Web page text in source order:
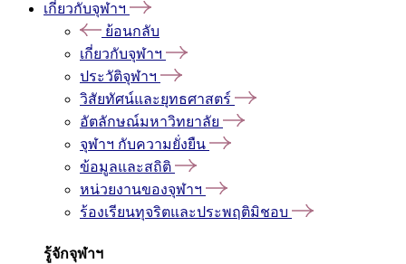
เกี่ยวกับจุฬาฯ
ย้อนกลับ
เกี่ยวกับจุฬาฯ
ประวัติจุฬาฯ
วิสัยทัศน์และยุทธศาสตร์
อัตลักษณ์มหาวิทยาลัย
จุฬาฯ กับความยั่งยืน
ข้อมูลและสถิติ
หน่วยงานของจุฬาฯ
ร้องเรียนทุจริตและประพฤติมิชอบ
รู้จักจุฬาฯ